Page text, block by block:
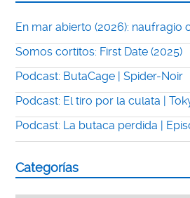
En mar abierto (2026): naufragio
Somos cortitos: First Date (2025)
Podcast: ButaCage | Spider-Noir
Podcast: El tiro por la culata |
Podcast: La butaca perdida |
Categorías